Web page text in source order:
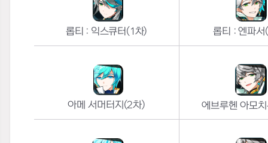
롭티 : 익스큐터(1차) 롭티 :엔파서
아메 서머터지(2차) 에브루헨 아모